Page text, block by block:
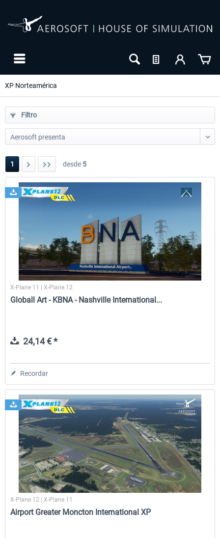
XP Norteamérica
FunnerFlight - KSAN, KNZY & Naval
Base San...
20,29 € *
Saint Croix XP
Filtro
1 desde 5
X-Plane 11 | X-Plane 12
Globall Art - KBNA - Nashville International...
24,14 € *
Recordar
X-Plane 12 | X-Plane 11
Airport Greater Moncton International XP